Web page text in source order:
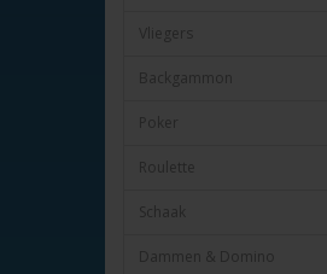
Vliegers
Backgammon
Poker
Roulette
Schaak
Dammen & Domino